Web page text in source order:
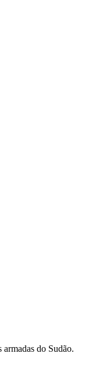
do Sudão.